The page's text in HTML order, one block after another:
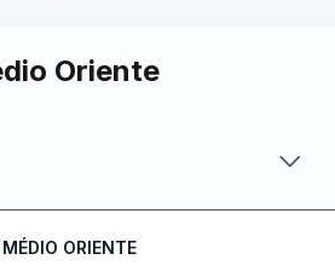
do Irão diz
Oriente
ORIENTE